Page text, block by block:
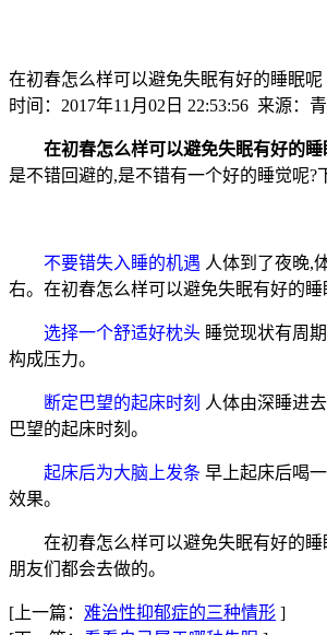
在初春怎么样可以避免失眠有好的睡眠呢
时间：2017年11月02日 22:53:56 来源：
在初春怎么样可以避免失眠有好的睡
是不错回避的,是不错有一个好的睡觉呢?
不要错失入睡的机遇 人体到了夜晚,
右。在初春怎么样可以避免失眠有好的睡
选择一个舒适好枕头 睡觉现状有周
构成压力。
断定巴望的起床时刻 人体由深睡进
巴望的起床时刻。
起床后为大脑上发条 早上起床后喝
效果。
在初春怎么样可以避免失眠有好的睡
朋友们都会去做的。
[上一篇： 难治性抑郁症的三种情形 ]